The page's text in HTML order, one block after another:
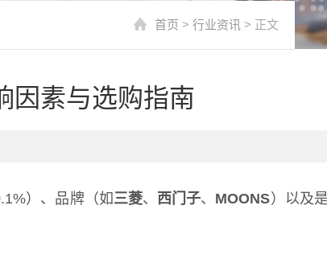
首页 > 行业资讯 > 正文
因素与选购指南
）、品牌（如三菱、 西门子、 MOONS）以及